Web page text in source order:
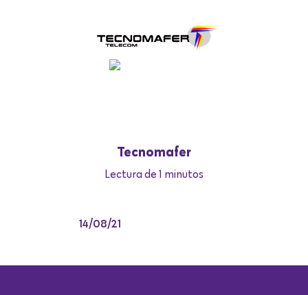
Tecnomafer
Lectura de 1 minutos
14/08/21